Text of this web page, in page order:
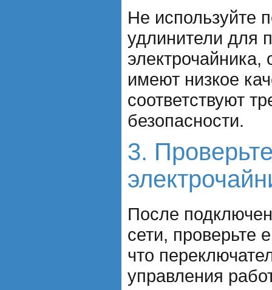
Не используйте
удлинители для
имеют низкое
соответствуют
безопасности.
3.
После
сети, проверьте
что
управления